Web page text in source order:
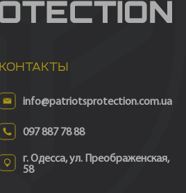
КОНТАКТЫ
info@patriotsprotection.com.ua
097 887 78 88
г. Одесса, ул. Преображенская,
58